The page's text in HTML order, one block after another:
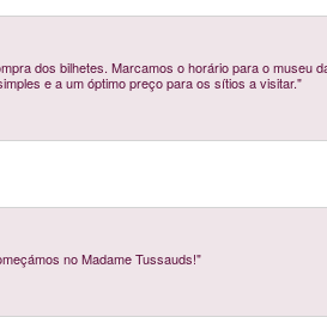
dos bilhetes. Marcamos o horário para o
e a um óptimo preço para os sítios a visitar."
no Madame Tussauds!"